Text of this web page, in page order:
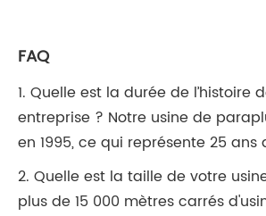
FAQ
1. Quelle est la durée de l’histoire
entreprise ? Notre usine de
en 1995, ce qui représente 25 ans
2. Quelle est la taille de votre
plus de 15 000 mètres carrés